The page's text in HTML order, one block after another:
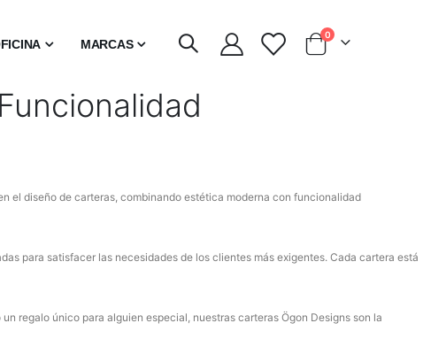
MARCAS Carro
0artículos
el diseño de carteras, combinando estética moderna con funcionalidad
para satisfacer las necesidades de los clientes más exigentes. Cada cartera está
regalo único para alguien especial, nuestras carteras Ögon Designs son la